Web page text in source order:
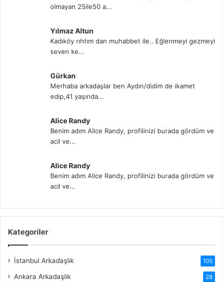
olmayan 25ile50 a...
Yılmaz Altun
Kadıköy rıhtım dan muhabbet ile.. Eğlenmeyi gezmeyi
seven ke...
Gürkan
Merhaba arkadaşlar ben Aydın/didim de ikamet
edip,41 yaşında...
Alice Randy
Benim adım Alice Randy, profilinizi burada gördüm ve
acil ve...
Alice Randy
Benim adım Alice Randy, profilinizi burada gördüm ve
acil ve...
Kategoriler
İstanbul Arkadaşlık 105
Ankara Arkadaşlık 28